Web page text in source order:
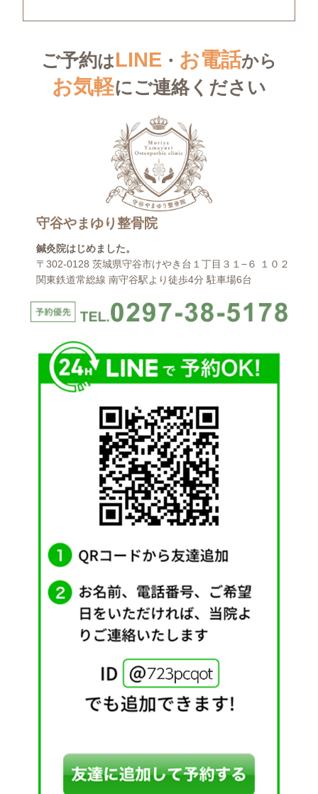
ご予約はLINE ・ お電話から
お気軽にご連絡ください
守谷やまゆり整骨院
鍼灸院はじめました。
〒302-0128 茨城県守谷市けやき台１丁目３１−６ １０２
関東鉄道常総線 南守谷駅より徒歩4分 駐車場6台